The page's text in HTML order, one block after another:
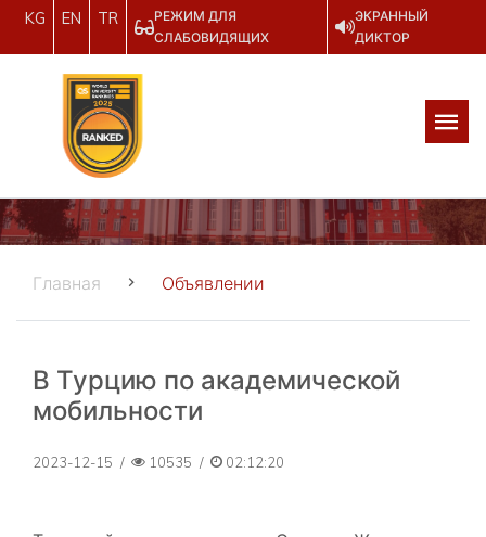
KG EN TR
РЕЖИМ ДЛЯ
СЛАБОВИДЯЩИХ
ЭКРАННЫЙ
ДИКТОР
Главная Объявлении
В Турцию по академической
мобильности
2023-12-15 / 10535 / 02:12:20